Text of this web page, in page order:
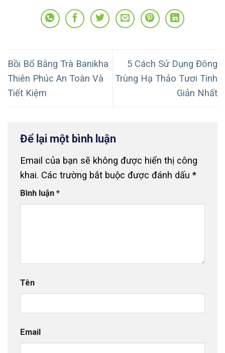
Bồi Bổ Bằng Trà Banikha
Thiên Phúc An Toàn Và
Tiết Kiệm
5 Cách Sử Dụng Đông
Trùng Hạ Thảo Tươi Tinh
Giản Nhất
Để lại một bình luận
Email của bạn sẽ không được hiển thị công
khai. Các trường bắt buộc được đánh dấu *
Bình luận *
Tên
Email